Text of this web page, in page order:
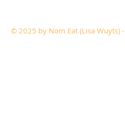
© 2025 by Nom Eat (Lisa Wuyts) -